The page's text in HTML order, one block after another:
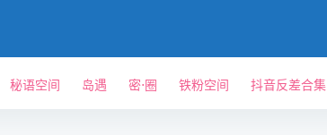
秘语空间 岛遇 密⋅圈 铁粉空间 抖音反差合集